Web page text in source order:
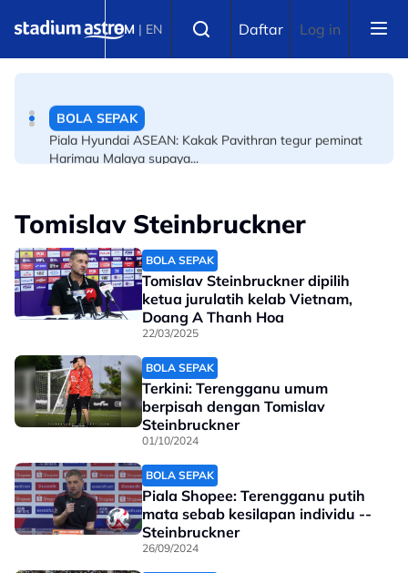
BM | EN Daftar Log in
Bintang warisan Harimau Malaya kembali ke Eropah?
Piala Hyundai ASEAN: Kakak Pavithran tegur peminat
Harimau Malaya supaya...
Tomislav Steinbruckner
BOLA SEPAK
Tomislav Steinbruckner dipilih
ketua jurulatih kelab Vietnam,
Doang A Thanh Hoa
22/03/2025
BOLA SEPAK
Terkini: Terengganu umum
berpisah dengan Tomislav
Steinbruckner
01/10/2024
BOLA SEPAK
Piala Shopee: Terengganu putih
mata sebab kesilapan individu --
Steinbruckner
26/09/2024